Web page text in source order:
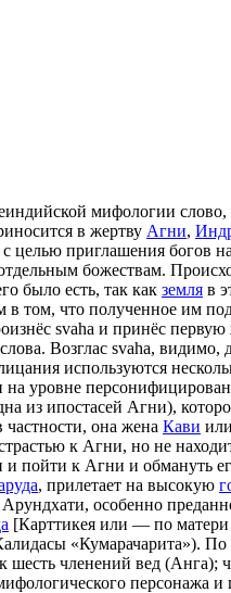
мифологии
в жертву Агни,
с целью приглашения богов
божествам.
было есть, так как земля в
в том, что полученное им
svaha и принёс
Возглас svaha,
используются
на уровне
из ипостасей Агни),
частности, она жена Кави
к Агни, но не
и пойти к Агни и обмануть
, прилетает на высокую
особенно
[Карттикея или — по
«Кумарачарита»). По
шесть членений вед (Анга);
персонажа